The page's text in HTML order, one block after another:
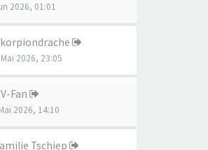
2026, 01:01
2026, 23:05
Fan
2026, 14:10
Tschiep